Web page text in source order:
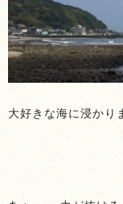
大好きな海に浸かり